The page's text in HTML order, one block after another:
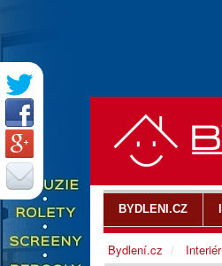
BYDLENI.CZ
Bydlení.cz Interiér